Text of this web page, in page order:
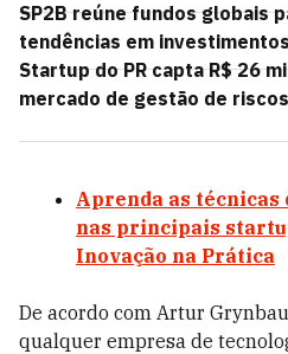
SP2B reúne fundos globais
tendências em
Startup do PR capta R$ 26
mercado de gestão de riscos
Aprenda as técnicas
nas principais
Inovação na Prática
De acordo com Artur
qualquer empresa de